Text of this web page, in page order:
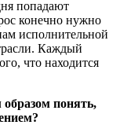
попадают
конечно нужно
исполнительной
Каждый
что находится
понять,